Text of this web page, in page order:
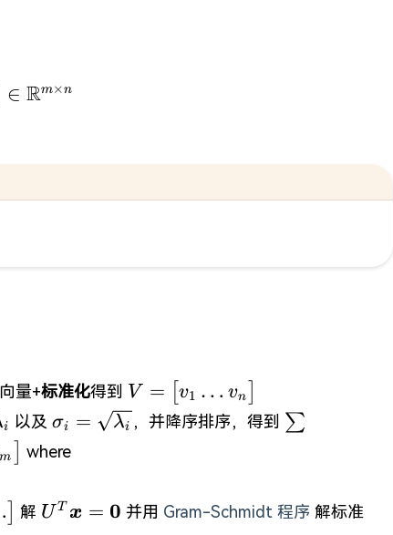
∈ Rm×n
量+标准化得到 V=\begin{bmatrix}v_{1}\dots
v_{n}\end{bmatrix}
V = v1 … vn
i 以及 \sigma_{i}=\sqrt{
σi = λi ，并降序排序，得到 \sum
∑
m where
解 U^{T}\boldsymbol{x}=\boldsymbol{0}
U T x = 0 并用 Gram-Schmidt 程序 解标准